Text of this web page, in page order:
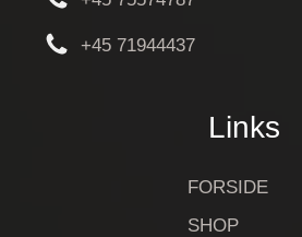
+45 71944437
Links
FORSIDE
SHOP